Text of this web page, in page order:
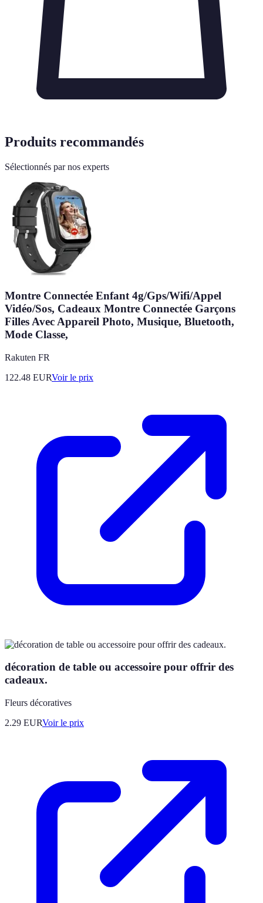
Produits recommandés
Sélectionnés par nos experts
Montre Connectée Enfant 4g/Gps/Wifi/Appel
Vidéo/Sos, Cadeaux Montre Connectée Garçons
Filles Avec Appareil Photo, Musique, Bluetooth,
Mode Classe,
Rakuten FR
122.48 EURVoir le prix
décoration de table ou accessoire pour offrir des
cadeaux.
Fleurs décoratives
2.29 EURVoir le prix